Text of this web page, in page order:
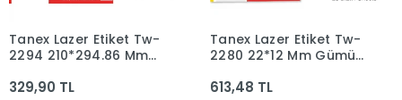
Sepete Ekle
Tanex Lazer Etiket Tw-
2294 210*294.86 Mm
329,90 TL
Sepete Ekle
Tanex Lazer Etiket Tw-
2280 22*12 Mm Gümüş
613,48 TL